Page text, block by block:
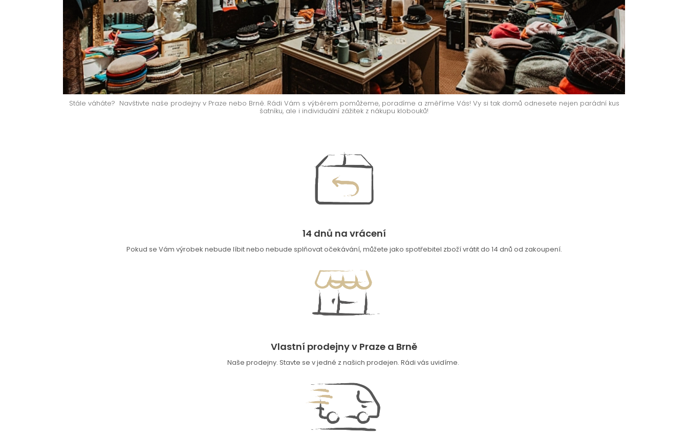
Stále váháte? Navštivte naše prodejny v Praze nebo Brně. Rádi Vám s výběrem pomůžeme, poradíme a změříme Vás! Vy si tak domů odnesete nejen parádní kus
šatníku, ale i individuální zážitek z nákupu klobouků!
14 dnů na vrácení
Pokud se Vám výrobek nebude líbit nebo nebude splňovat očekávání, můžete jako spotřebitel zboží vrátit do 14 dnů od zakoupení.
Vlastní prodejny v Praze a Brně
Naše prodejny. Stavte se v jedné z našich prodejen. Rádi vás uvidíme.